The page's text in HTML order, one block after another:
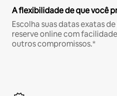
A flexibilidade de que você
Escolha suas datas exatas
reserve online com
outros compromissos.*